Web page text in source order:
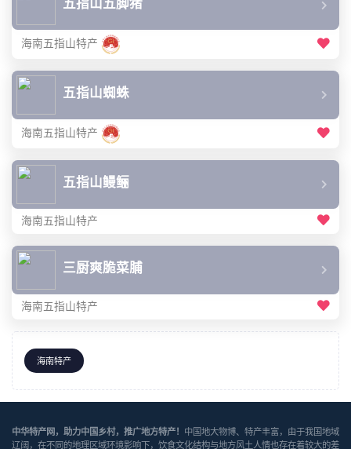
五指山五脚猪
海南五指山特产
五指山蜘蛛
海南五指山特产
五指山鳗鲡
海南五指山特产
三厨爽脆菜脯
海南五指山特产
海南特产
中华特产网，助力中国乡村，推广地方特产！ 中国地大物博、特产丰富，由于我国地域
辽阔，在不同的地理区域环境影响下，饮食文化结构与地方风土人情也存在着较大的差